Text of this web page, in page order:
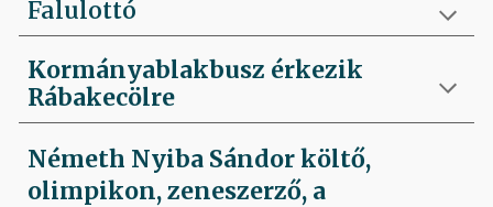
Falulottó
Kormányablakbusz érkezik
Rábakecölre
Németh Nyiba Sándor költő,
olimpikon, zeneszerző, a